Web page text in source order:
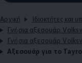
Αρχική
Ιδιοκτήτες και
Γνήσια αξεσουάρ
Γνήσια αξεσουάρ
Αξεσουάρ για το